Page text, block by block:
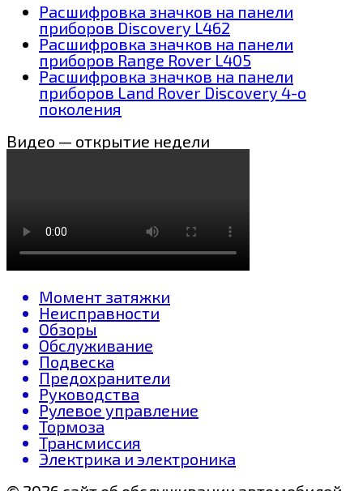
Расшифровка значков на панели
приборов Discovery L462
Расшифровка значков на панели
приборов Range Rover L405
Расшифровка значков на панели
приборов Land Rover Discovery 4-о
поколения
Видео — открытие недели
Момент затяжки
Неисправности
Обзоры
Обслуживание
Подвеска
Предохранители
Руководства
Рулевое управление
Тормоза
Трансмиссия
Электрика и электроника